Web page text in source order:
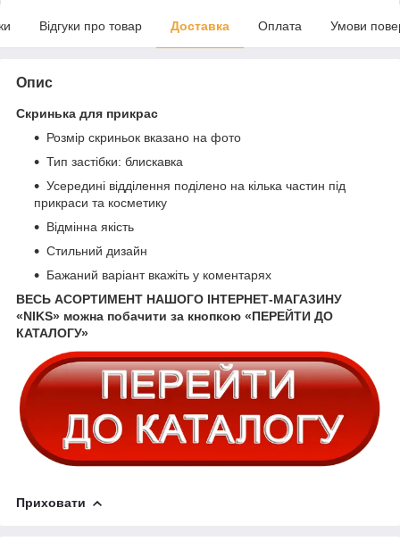
Відгуки про товар Доставка Оплата Умови
Опис
Скринька для прикрас
Розмір скриньок вказано на фото
Тип застібки: блискавка
Усередині відділення поділено на кілька частин під
прикраси та косметику
Відмінна якість
Стильний дизайн
Бажаний варіант вкажіть у коментарях
ВЕСЬ АСОРТИМЕНТ НАШОГО ІНТЕРНЕТ-МАГАЗИНУ
«NIKS» можна побачити за кнопкою «ПЕРЕЙТИ ДО
КАТАЛОГУ»
Приховати